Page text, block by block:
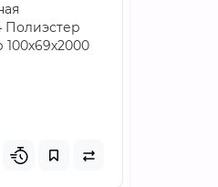
Полиэстер
100х69х2000